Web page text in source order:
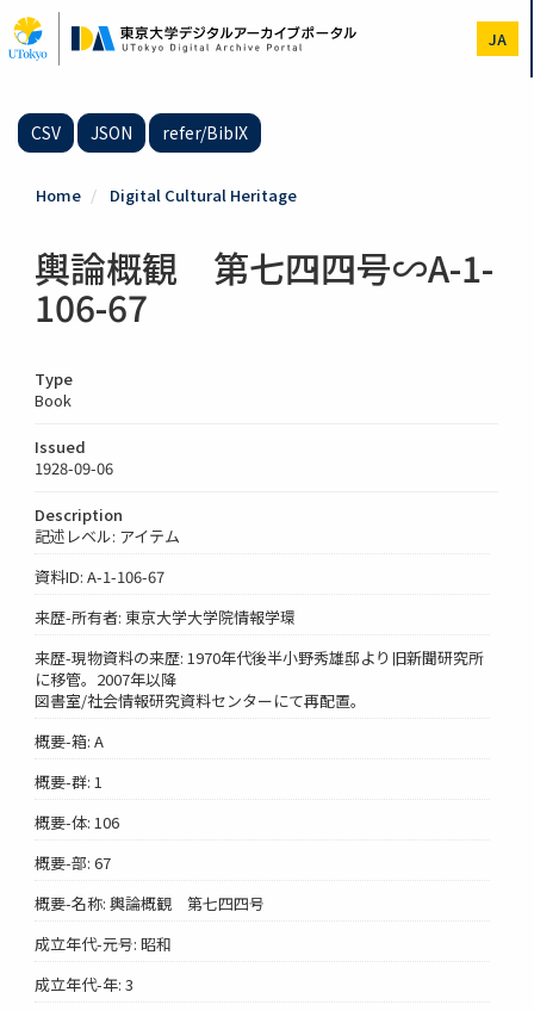
to
main
JA
CSV JSON refer/BibIX
Home Digital Cultural Heritage
輿論概観 第七四四号∽A-1-
106-67
Type
Book
Issued
1928-09-06
Description
記述レベル: アイテム
資料ID: A-1-106-67
来歴-所有者: 東京大学大学院情報学環
来歴-現物資料の来歴: 1970年代後半小野秀雄邸より旧新聞研究所
に移管。2007年以降
図書室/社会情報研究資料センターにて再配置。
概要-箱: A
概要-群: 1
概要-体: 106
概要-部: 67
概要-名称: 輿論概観 第七四四号
成立年代-元号: 昭和
成立年代-年: 3